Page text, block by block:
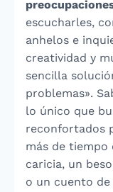
escucharles,
anhelos e
creatividad y
sencilla
problemas».
lo único que
reconfortados
más de tiempo
caricia, un
o un cuento